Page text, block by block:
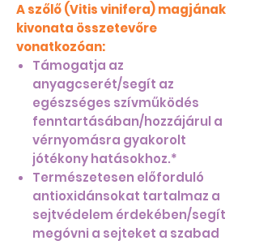
A szőlő (Vitis vinifera) magjának
kivonata összetevőre
vonatkozóan:
Támogatja az
anyagcserét/segít az
egészséges szívműködés
fenntartásában/hozzájárul a
vérnyomásra gyakorolt
jótékony hatásokhoz.*
Természetesen előforduló
antioxidánsokat tartalmaz a
sejtvédelem érdekében/segít
megóvni a sejteket a szabad